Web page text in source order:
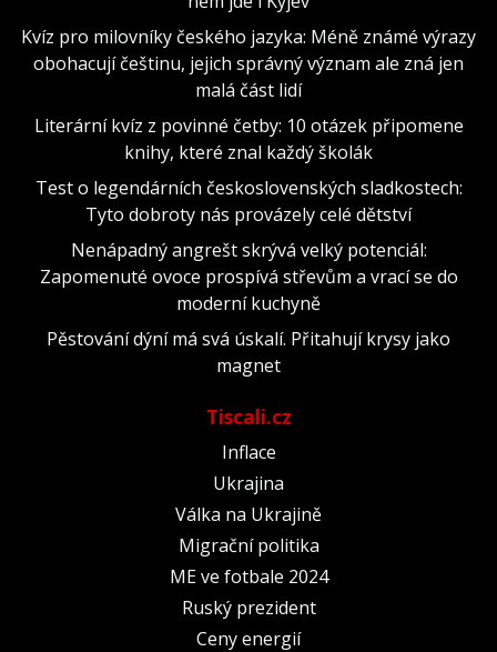
Kvíz pro milovníky českého jazyka: Méně známé výrazy
obohacují češtinu, jejich správný význam ale zná jen
malá část lidí
Literární kvíz z povinné četby: 10 otázek připomene
knihy, které znal každý školák
Test o legendárních československých sladkostech:
Tyto dobroty nás provázely celé dětství
Nenápadný angrešt skrývá velký potenciál:
Zapomenuté ovoce prospívá střevům a vrací se do
moderní kuchyně
Pěstování dýní má svá úskalí. Přitahují krysy jako
magnet
Tiscali.cz
Inflace
Ukrajina
Válka na Ukrajině
Migrační politika
ME ve fotbale 2024
Ruský prezident
Ceny energií